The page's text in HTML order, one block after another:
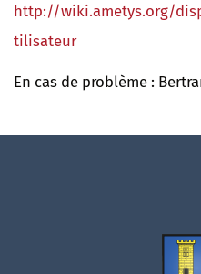
http://wiki.ametys.org/
tilisateur
En cas de problème :